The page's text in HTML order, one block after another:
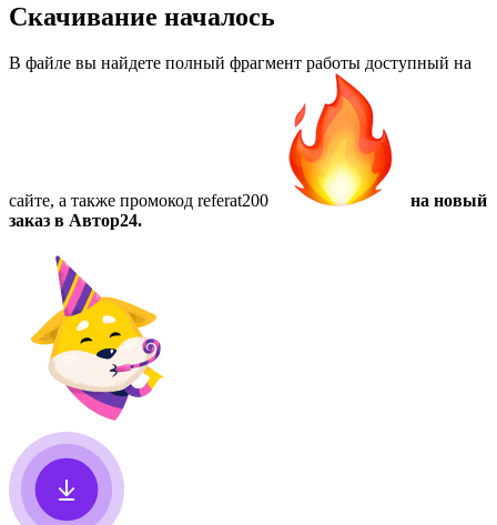
Скачивание началось
В файле вы найдете полный фрагмент работы доступный на
сайте, а также промокод referat200
на новый
заказ в Автор24.